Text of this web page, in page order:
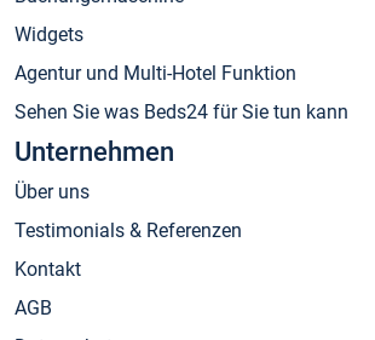
Widgets
Agentur und Multi-Hotel Funktion
Sehen Sie was Beds24 für Sie tun kann
Unternehmen
Über uns
Testimonials & Referenzen
Kontakt
AGB